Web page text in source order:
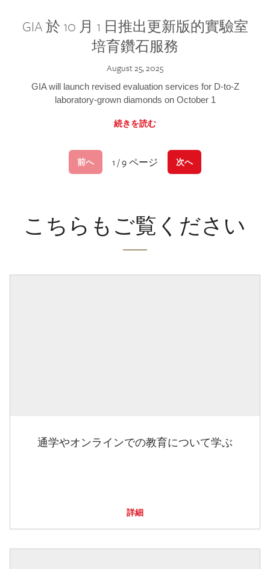
GIA 於 10 月 1 日推出更新版的實驗室
培育鑽石服務
August 25, 2025
GIA will launch revised evaluation services for D-to-Z
laboratory-grown diamonds on October 1
続きを読む
前へ 1 / 9 ページ 次へ
こちらもご覧ください
通学やオンラインでの教育について学ぶ
詳細